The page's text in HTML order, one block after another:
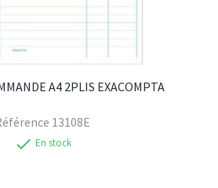
A4 2PLIS EXACOMPTA
13108E
check En stock